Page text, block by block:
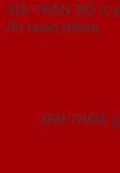
GIÁ TRỌN BỘ
PU hoàn chỉnh)
XEM THÊM: